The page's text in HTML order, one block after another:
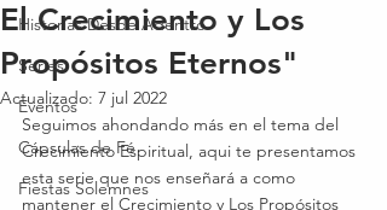
Historias Desde Adentro
Series
Eventos
Cápsulas de Fé
Fiestas Solemnes
El Crecimiento y Los
Propósitos Eternos"
Actualizado: 7 jul 2022
Seguimos ahondando más en el tema del
Crecimiento Espiritual, aqui te presentamos
esta serie que nos enseñará a como
mantener el Crecimiento y Los Propósitos